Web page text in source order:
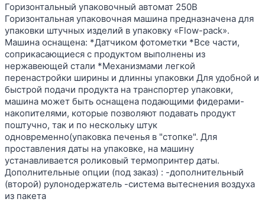
Горизонтальный упаковочный автомат 250B
Горизонтальная упаковочная машина предназначена для
упаковки штучных изделий в упаковку «Flow-pack».
Машина оснащена: *Датчиком фотометки *Все части,
соприкасающиеся с продуктом выполнены из
нержавеющей стали *Механизмами легкой
перенастройки ширины и длинны упаковки Для удобной и
быстрой подачи продукта на транспортер упаковки,
машина может быть оснащена подающими фидерами-
накопителями, которые позволяют подавать продукт
поштучно, так и по нескольку штук
одновременно(упаковка печенья в "стопке". Для
проставления даты на упаковке, на машину
устанавливается роликовый термопринтер даты.
Дополнительные опции (под заказ) : -дополнительный
(второй) рулонодержатель -система вытеснения воздуха
из пакета